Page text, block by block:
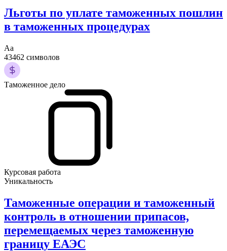
Льготы по уплате таможенных пошлин
в таможенных процедурах
Аа
43462 символов
Таможенное дело
Курсовая работа
Уникальность
Таможенные операции и таможенный
контроль в отношении припасов,
перемещаемых через таможенную
границу ЕАЭС